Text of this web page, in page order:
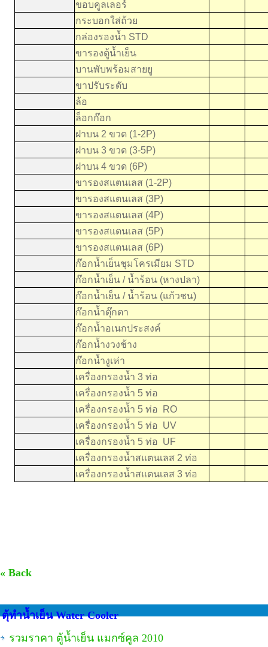
ขอบคูลเลอร์
กระบอกใส่ถ้วย
กล่องรองน้ำ STD
ขารองตู้น้ำเย็น
บานพับพร้อมสายยู
ขาปรับระดับ
ล้อ
ล็อกก๊อก
ฝาบน 2 ขวด (1-2P)
ฝาบน 3 ขวด (3-5P)
ฝาบน 4 ขวด (6P)
ขารองสแตนเลส (1-2P)
ขารองสแตนเลส (3P)
ขารองสแตนเลส (4P)
ขารองสแตนเลส (5P)
ขารองสแตนเลส (6P)
ก๊อกน้ำเย็นชุมโครเมียม STD
ก๊อกน้ำเย็น / น้ำร้อน (หางปลา)
ก๊อกน้ำเย็น / น้ำร้อน (แก้วชน)
ก๊อกน้ำตุ๊กตา
ก๊อกน้ำอเนกประสงค์
ก๊อกน้ำงวงช้าง
ก๊อกน้ำงูเห่า
เครื่องกรองน้ำ 3 ท่อ
เครื่องกรองน้ำ 5 ท่อ
เครื่องกรองน้ำ 5 ท่อ RO
เครื่องกรองน้ำ 5 ท่อ UV
เครื่องกรองน้ำ 5 ท่อ UF
เครื่องกรองน้ำสแตนเลส 2 ท่อ
เครื่องกรองน้ำสแตนเลส 3 ท่อ
« Back
ตุ้ทำน้ำเย็น Water Cooler
รวมราคา ตู้น้ำเย็น แมกซ์คูล 2010